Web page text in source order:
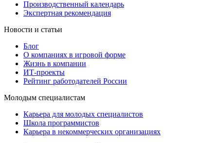
Производственный календарь
Экспертная рекомендация
Новости и статьи
Блог
О компаниях в игровой форме
Жизнь в компании
ИТ-проекты
Рейтинг работодателей России
Молодым специалистам
Карьера для молодых специалистов
Школа программистов
Карьера в некоммерческих организациях